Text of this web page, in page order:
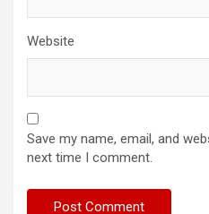
Website
Save my name, email, and
next time I comment.